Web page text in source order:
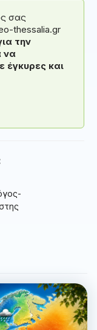
σας
thessalia.gr
την
να
έγκυρες και